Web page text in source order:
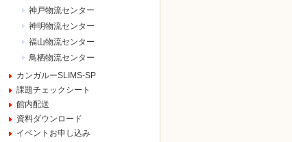
神戸物流センター
神明物流センター
福山物流センター
鳥栖物流センター
カンガルーSLIMS-SP
課題チェックシート
館内配送
資料ダウンロード
イベントお申し込み